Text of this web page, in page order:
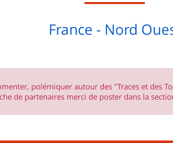
France - Nord
polémiquer autour des "Traces et des
de partenaires merci de poster dans la